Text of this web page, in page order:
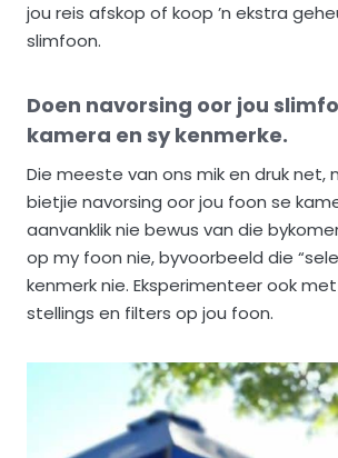
jou reis afskop of koop ’n ekstra
slimfoon.
Doen navorsing oor jou
kamera en sy kenmerke.
Die meeste van ons mik en druk net,
bietjie navorsing oor jou foon se
aanvanklik nie bewus van die
op my foon nie, byvoorbeeld die
kenmerk nie. Eksperimenteer ook
stellings en filters op jou foon.